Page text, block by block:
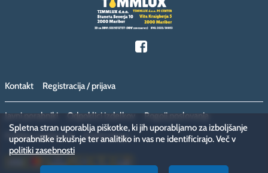
Spletna stran uporablja piškotke, ki jih uporabljamo za izboljšanje
uporabniške izkušnje ter analitiko in vas ne identificirajo. Več v
politiki zasebnosti
Kontakt Registracija / prijava
Javni porabniki Odpoklici izdelkov
Pogoji poslovanja
Politika zasebnosti
Vračilo blaga